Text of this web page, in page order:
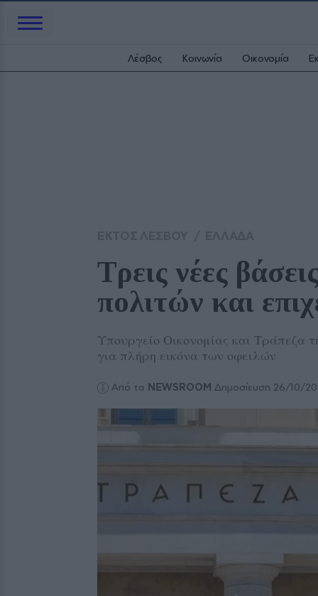
Λέσβος Κοινωνία Οικονομία
Τρεις νέες
πολιτών και
Υπουργείο Οικονομίας και Τράπεζα
για πλήρη εικόνα των οφειλών
Από το NEWSROOM Δημοσίευση 26/10/